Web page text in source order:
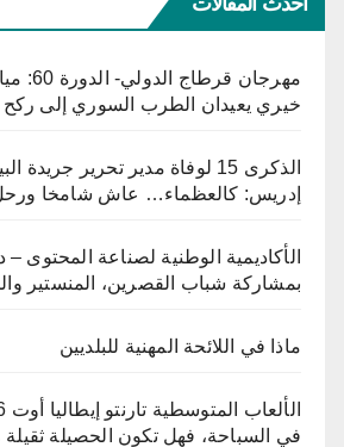
مهرجان
خيري يعيدان الطرب السوري إلى
الذكرى 15 لوفاة مدير تحرير
إدريس: كالعظماء… عاش شامخا
الأكاديمية الوطنية لصناعة المحتوى
بمشاركة شباب القصرين، المنستير
ماذا في اللائحة المهنية للبلديين
في السباحة، فهل تكون الحصيلة